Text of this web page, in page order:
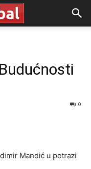
0
Mandić u potrazi